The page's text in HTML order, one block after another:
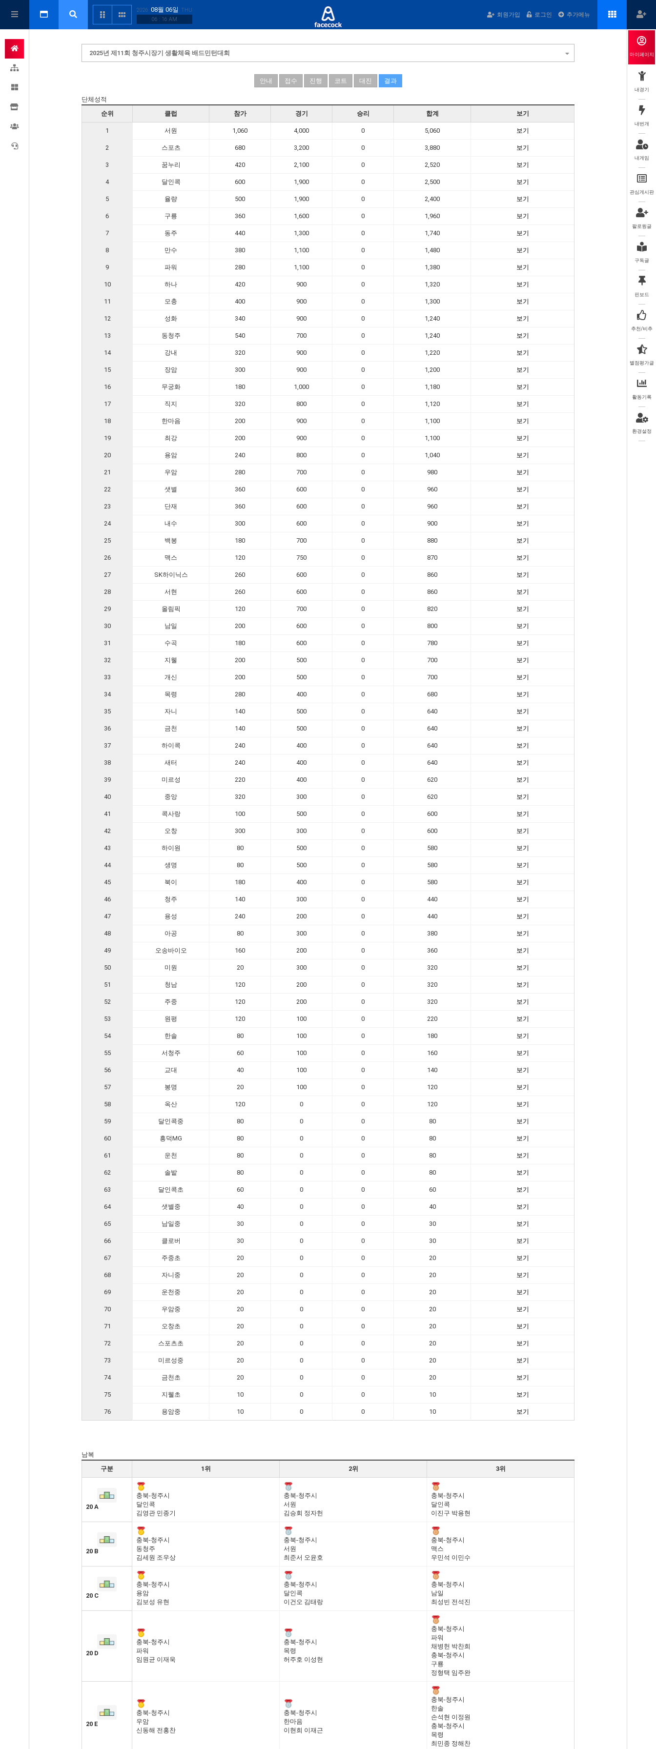
2026 08월 06일
THU
06 : 16 AM
회원가입 로그인 추가메뉴
2025년 제11회 청주시장기 생활체육 배드민턴대회
안내 접수 진행 코트 대진 결과
단체성적
순위
클럽 참가 경기 승리 합계 보기
1 서원 1,060 4,000 0 5,060 보기
2 스포츠 680 3,200 0 3,880 보기
3 꿈누리 420 2,100 0 2,520 보기
4 달인콕 600 1,900 0 2,500 보기
5 율량 500 1,900 0 2,400 보기
6 구룡 360 1,600 0 1,960 보기
7 동주 440 1,300 0 1,740 보기
8 만수 380 1,100 0 1,480 보기
9 파워 280 1,100 0 1,380 보기
10 하나 420 900 0 1,320 보기
11 모충 400 900 0 1,300 보기
12 성화 340 900 0 1,240 보기
13 동청주 540 700 0 1,240 보기
14 강내 320 900 0 1,220 보기
15 장암 300 900 0 1,200 보기
16 무궁화 180 1,000 0 1,180 보기
17 직지 320 800 0 1,120 보기
18 한마음 200 900 0 1,100 보기
19 최강 200 900 0 1,100 보기
20 용암 240 800 0 1,040 보기
21 우암 280 700 0 980 보기
22 샛별 360 600 0 960 보기
23 단재 360 600 0 960 보기
24 내수 300 600 0 900 보기
25 백봉 180 700 0 880 보기
26 맥스 120 750 0 870 보기
27 SK하이닉스 260 600 0 860 보기
28 서현 260 600 0 860 보기
29 올림픽 120 700 0 820 보기
30 남일 200 600 0 800 보기
31 수곡 180 600 0 780 보기
32 지웰 200 500 0 700 보기
33 개신 200 500 0 700 보기
34 목령 280 400 0 680 보기
35 자니 140 500 0 640 보기
36 금천 140 500 0 640 보기
37 하이콕 240 400 0 640 보기
38 새터 240 400 0 640 보기
39 미르성 220 400 0 620 보기
40 중앙 320 300 0 620 보기
41 콕사랑 100 500 0 600 보기
42 오창 300 300 0 600 보기
43 하이원 80 500 0 580 보기
44 생명 80 500 0 580 보기
45 북이 180 400 0 580 보기
46 청주 140 300 0 440 보기
47 용성 240 200 0 440 보기
48 아공 80 300 0 380 보기
49 오송바이오 160 200 0 360 보기
50 미원 20 300 0 320 보기
51 청남 120 200 0 320 보기
52 주중 120 200 0 320 보기
53 원평 120 100 0 220 보기
54 한솔 80 100 0 180 보기
55 서청주 60 100 0 160 보기
56 교대 40 100 0 140 보기
57 봉명 20 100 0 120 보기
58 옥산 120 0 0 120 보기
59 달인콕중 80 0 0 80 보기
60 흥덕MG 80 0 0 80 보기
61 운천 80 0 0 80 보기
62 솔밭 80 0 0 80 보기
63 달인콕초 60 0 0 60 보기
64 샛별중 40 0 0 40 보기
65 남일중 30 0 0 30 보기
66 클로버 30 0 0 30 보기
67 주중초 20 0 0 20 보기
68 자니중 20 0 0 20 보기
69 운천중 20 0 0 20 보기
70 우암중 20 0 0 20 보기
71 오창초 20 0 0 20 보기
72 스포츠초 20 0 0 20 보기
73 미르성중 20 0 0 20 보기
74 금천초 20 0 0 20 보기
75 지웰초 10 0 0 10 보기
76 용암중 10 0 0 10 보기
남복
구분
1위 2위 3위
20 A
충북-청주시
달인콕
김영관 민종기
충북-청주시
서원
김승회 정자헌
충북-청주시
달인콕
이진구 박용현
20 B
충북-청주시
동청주
김세원 조우상
충북-청주시
서원
최준서 오윤호
충북-청주시
맥스
우민석 이민수
20 C
충북-청주시
용암
김보성 유현
충북-청주시
달인콕
이건오 김태랑
충북-청주시
남일
최성빈 전석진
20 D
충북-청주시
파워
임원균 이재욱
충북-청주시
목령
허주호 이성현
충북-청주시
파워
채병헌 박찬희
충북-청주시
구룡
정형택 임주완
20 E
충북-청주시
우암
신동해 전홍찬
충북-청주시
한마음
이현희 이재근
충북-청주시
한솔
손석현 이정원
충북-청주시
목령
최민종 정해찬
마이페이지
내경기
내번개
내게임
관심게시판
팔로윙글
구독글
핀보드
추천/비추
별점평가글
활동기록
환경설정